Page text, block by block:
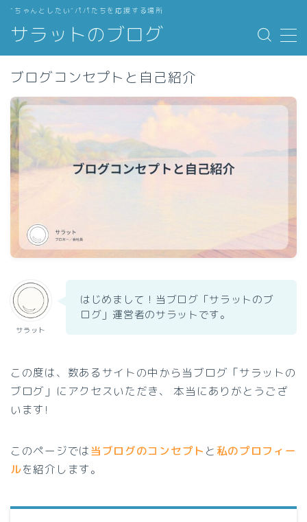
サラットのブログ
”ちゃんとしたい”パパたちを応援する場所
ブログコンセプトと自己紹介
インプットの効率化
働き方のアップデート
私のお気に入り
ブログコンセプトと自己紹介
サラット
はじめまして！当ブログ「サラットのブ
ログ」運営者のサラットです。
この度は、数あるサイトの中から当ブログ「サラットの
ブログ」にアクセスいただき、 本当にありがとうござ
います!
このページでは当ブログのコンセプト と 私のプロフィー
ルを紹介します。